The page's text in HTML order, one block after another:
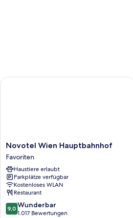
Novotel
Wien
Hauptbahnhof
Favoriten
Novotel Wien Hauptbahnhof
Favoriten
Haustiere erlaubt
Parkplätze verfügbar
Kostenloses WLAN
Restaurant
9.0
von
9,0 Wunderbar
1.017 Bewertungen
Novotel Wien Hauptbahnhof